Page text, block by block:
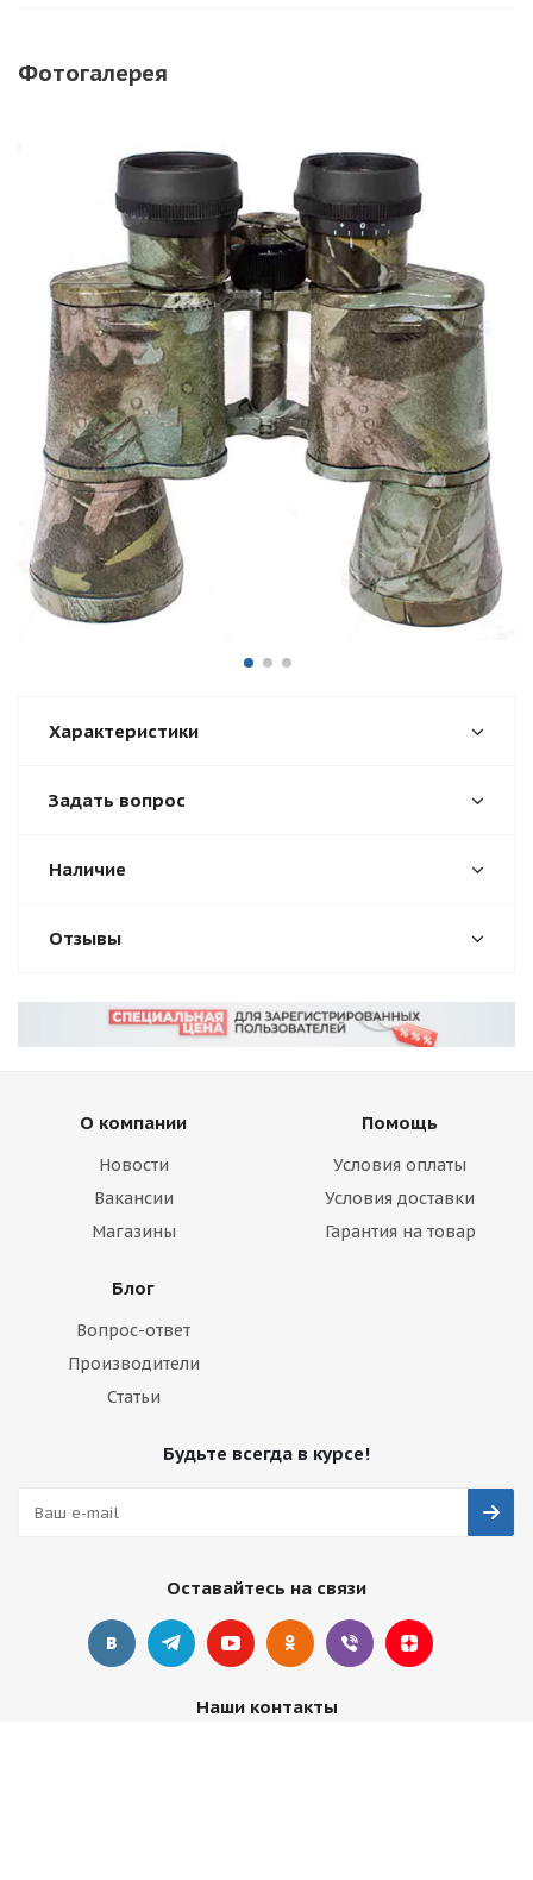
Фотогалерея
Характеристики
Задать вопрос
Наличие
Отзывы
О компании
Новости
Вакансии
Магазины
Помощь
Условия оплаты
Условия доставки
Гарантия на товар
Блог
Вопрос-ответ
Производители
Статьи
Будьте всегда в курсе!
Оставайтесь на связи
Наши контакты